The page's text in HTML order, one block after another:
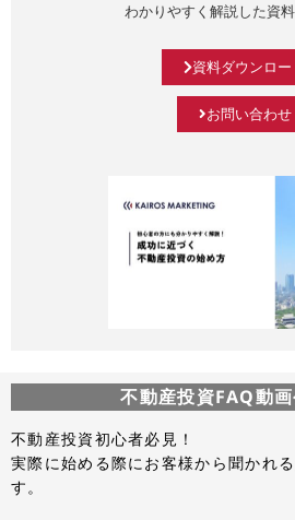
わかりやすく解説した資
資料ダウンロー
お問い合わせ
不動産投資FAQ動画
不動産投資初心者必見！
実際に始める際にお客様から聞かれ
す。